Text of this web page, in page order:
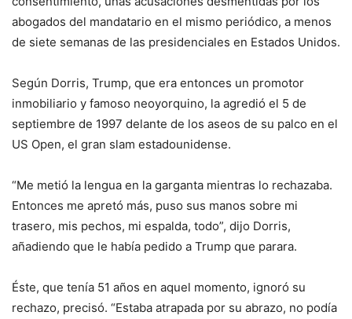
abogados del mandatario en el mismo periódico, a menos
de siete semanas de las presidenciales en Estados Unidos.
Según Dorris, Trump, que era entonces un promotor
inmobiliario y famoso neoyorquino, la agredió el 5 de
septiembre de 1997 delante de los aseos de su palco en el
US Open, el gran slam estadounidense.
“Me metió la lengua en la garganta mientras lo rechazaba.
Entonces me apretó más, puso sus manos sobre mi
trasero, mis pechos, mi espalda, todo”, dijo Dorris,
añadiendo que le había pedido a Trump que parara.
Éste, que tenía 51 años en aquel momento, ignoró su
rechazo, precisó. “Estaba atrapada por su abrazo, no podía